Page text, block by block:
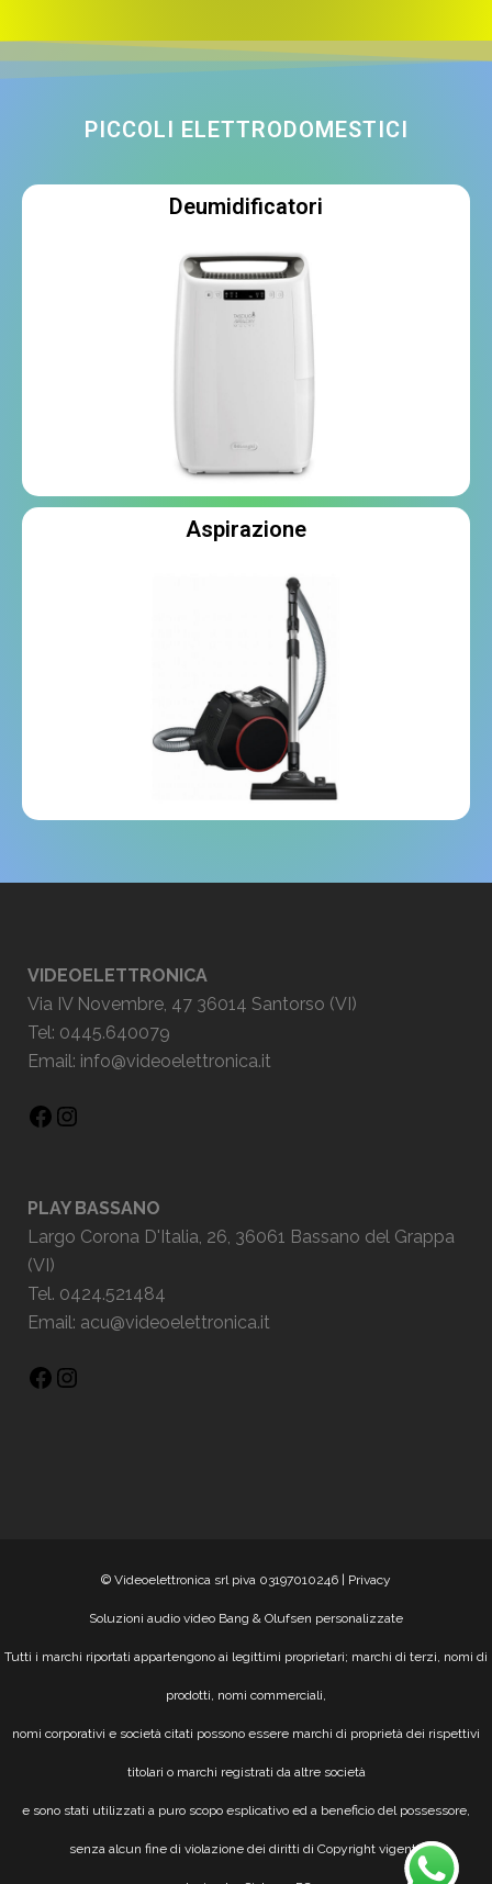
PICCOLI ELETTRODOMESTICI
Deumidificatori
Aspirazione
VIDEOELETTRONICA
Via IV Novembre, 47 36014 Santorso (VI)
Tel: 0445.640079
Email: info@videoelettronica.it
PLAY BASSANO
Largo Corona D'Italia, 26, 36061 Bassano del Grappa
(VI)
Tel. 0424.521484
Email: acu@videoelettronica.it
© Videoelettronica srl piva 03197010246 | Privacy
Soluzioni audio video Bang & Olufsen personalizzate
Tutti i marchi riportati appartengono ai legittimi proprietari; marchi di terzi, nomi di
prodotti, nomi commerciali,
nomi corporativi e società citati possono essere marchi di proprietà dei rispettivi
titolari o marchi registrati da altre società
e sono stati utilizzati a puro scopo esplicativo ed a beneficio del possessore,
senza alcun fine di violazione dei diritti di Copyright vigenti.